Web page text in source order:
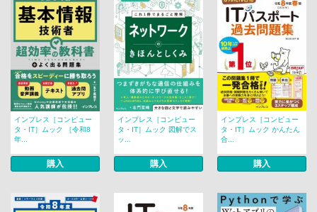
インプレス［コンピュー
タ・IT］ムック ［令和8
年...
購入
インプレス［コンピュー
タ・IT］ムック 図解でス
ッ...
購入
インプレス［コンピュー
タ・IT］ムック かんたん
合...
購入